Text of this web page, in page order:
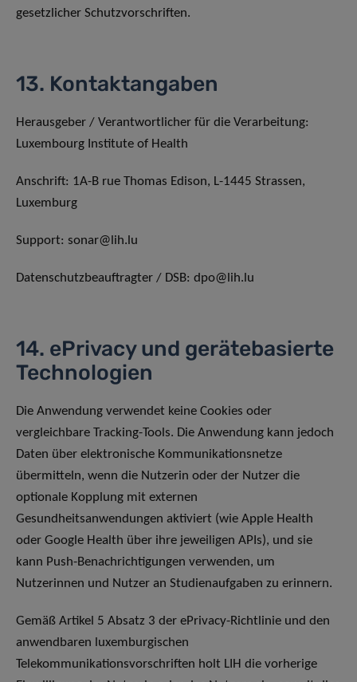
gesetzlicher Schutzvorschriften.
13. Kontaktangaben
Herausgeber / Verantwortlicher für die Verarbeitung:
Luxembourg Institute of Health
Anschrift: 1A-B rue Thomas Edison, L-1445 Strassen,
Luxemburg
Support: sonar@lih.lu
Datenschutzbeauftragter / DSB: dpo@lih.lu
14. ePrivacy und gerätebasierte
Technologien
Die Anwendung verwendet keine Cookies oder
vergleichbare Tracking-Tools. Die Anwendung kann jedoch
Daten über elektronische Kommunikationsnetze
übermitteln, wenn die Nutzerin oder der Nutzer die
optionale Kopplung mit externen
Gesundheitsanwendungen aktiviert (wie Apple Health
oder Google Health über ihre jeweiligen APIs), und sie
kann Push-Benachrichtigungen verwenden, um
Nutzerinnen und Nutzer an Studienaufgaben zu erinnern.
Gemäß Artikel 5 Absatz 3 der ePrivacy-Richtlinie und den
anwendbaren luxemburgischen
Telekommunikationsvorschriften holt LIH die vorherige